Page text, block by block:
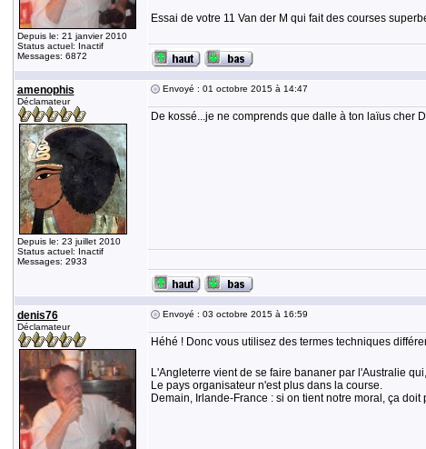
Depuis le: 21 janvier 2010
Status actuel: Inactif
Messages: 6872
Essai de votre 11 Van der M qui fait des courses
amenophis
Déclamateur
Depuis le: 23 juillet 2010
Status actuel: Inactif
Messages: 2933
Envoyé : 01 octobre 2015 à 14:47
De kossé...je ne comprends que dalle à ton laïus cher
denis76
Déclamateur
Envoyé : 03 octobre 2015 à 16:59
Héhé ! Donc vous utilisez des termes techniques
L'Angleterre vient de se faire bananer par l'Australie
Le pays organisateur n'est plus dans la course.
Demain, Irlande-France : si on tient notre moral, ça doit